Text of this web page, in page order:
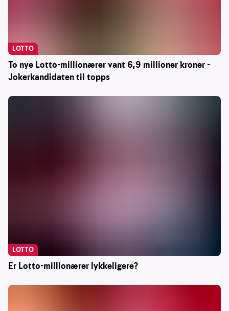
To nye Lotto-millionærer vant 6,9 millioner kroner -
Jokerkandidaten til topps
LOTTO
Er Lotto-millionærer lykkeligere?
LOTTO